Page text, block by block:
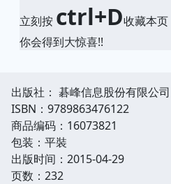
立刻按 ctrl+D收藏本页
你会得到大惊喜!!
出版社： 碁峰信息股份有限公司
ISBN：9789863476122
商品编码：16073821
包装：平裝
出版时间：2015-04-29
页数：232